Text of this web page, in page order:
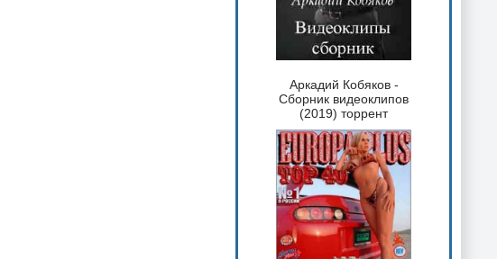
Аркадий Кобяков -
Сборник видеоклипов
(2019) торрент